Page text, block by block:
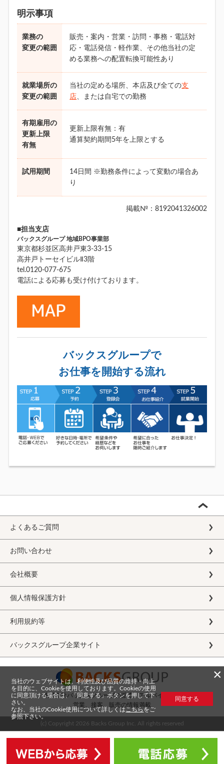
明示事項
業務の
変更の範囲
販売・案内・営業・訪問・事務・電話対
応・電話発信・軽作業、その他当社の定
める業務への配置転換可能性あり
就業場所の
変更の範囲
当社の定める場所、本店及び全ての支
店、または自宅での勤務
有期雇用の
更新上限
有無
更新上限有無：有
通算契約期間5年を上限とする
試用期間
14日間 ※勤務条件によって変動の場合あ
り
掲載№：8192041326002
■担当支店
バックスグループ 地域BPO事業部
東京都杉並区高井戸東3-33-15
高井戸トーセイビルⅡ3階
tel.0120-077-675
電話による応募も受け付けております。
バックスグループで
お仕事を開始する流れ
よくあるご質問
お問い合わせ
会社概要
個人情報保護方針
利用規約等
バックスグループ企業サイト
株式会社バックスグループの派遣・アルバイト求人
営業、接客、販売の情報満載
(c) Copyright 2026 Backs Group Inc. All rights reserved
×
当社のウェブサイトは、利便性及び品質の維持・向上
を目的に、Cookieを使用しております。Cookieの使用
に同意頂ける場合は、「同意する」ボタンを押して下
さい。
なお、当社のCookie使用について詳しくは こちらをご
参照下さい。
同意する